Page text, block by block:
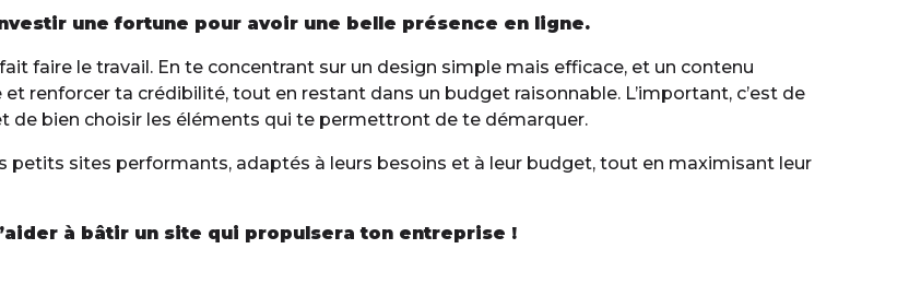
une fortune pour avoir une belle présence en ligne.
faire le travail. En te concentrant sur un design simple mais efficace, et un contenu
renforcer ta crédibilité, tout en restant dans un budget raisonnable. L’important, c’est de
bien choisir les éléments qui te permettront de te démarquer.
petits sites performants, adaptés à leurs besoins et à leur budget, tout en maximisant leur
à bâtir un site qui propulsera ton entreprise !